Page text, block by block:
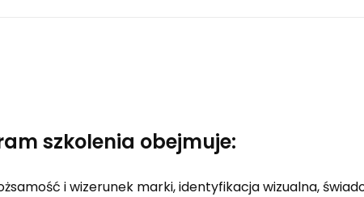
szkolenia obejmuje:
i wizerunek marki, identyfikacja wizualna,